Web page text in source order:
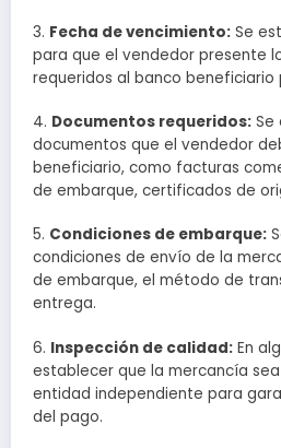
3. Fecha de vencimiento: Se
para que el vendedor presente
requeridos al banco
4. Documentos requeridos: Se
documentos que el vendedor
beneficiario, como facturas
de embarque, certificados de
5. Condiciones de embarque:
condiciones de envío de la
de embarque, el método de
entrega.
6. Inspección de calidad: En
establecer que la mercancía
entidad independiente para
del pago.